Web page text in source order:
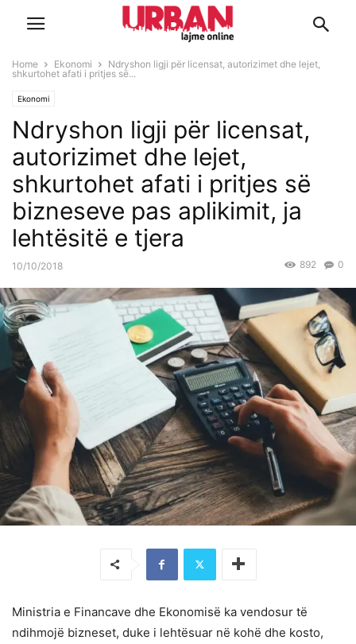
Home Ekonomi
Ndryshon ligji për licensat, autorizimet dhe lejet,
shkurtohet afati i pritjes së...
Ekonomi
Ndryshon ligji për licensat,
autorizimet dhe lejet,
shkurtohet afati i pritjes së
bizneseve pas aplikimit, ja
lehtësitë e tjera
10/10/2018 0
892
Ministria e Financave dhe Ekonomisë ka vendosur të
ndihmojë bizneset, duke i lehtësuar në kohë dhe kosto,